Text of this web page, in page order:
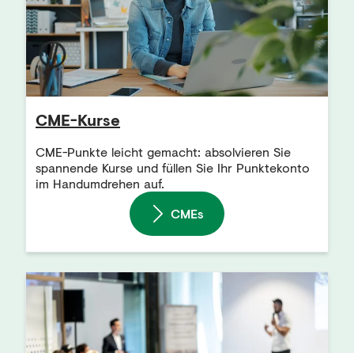
CME-Kurse
CME-Punkte leicht gemacht: absolvieren Sie
spannende Kurse und füllen Sie Ihr Punktekonto
im Handumdrehen auf.
CMEs